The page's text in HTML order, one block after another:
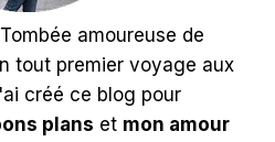
amoureuse de
tout premier voyage aux
créé ce blog pour
plans et mon amour